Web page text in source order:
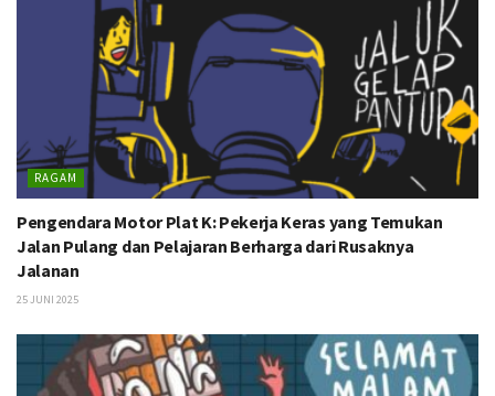
RAGAM
Pengendara Motor Plat K: Pekerja Keras yang Temukan
Jalan Pulang dan Pelajaran Berharga dari Rusaknya
Jalanan
25 JUNI 2025